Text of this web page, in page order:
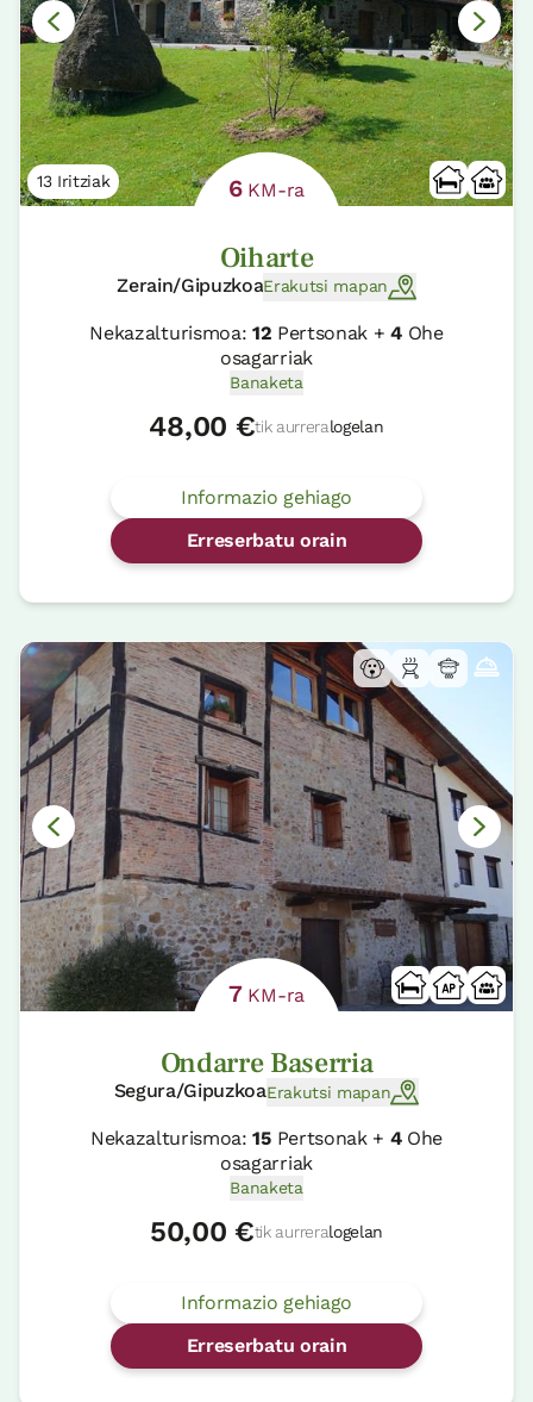
13 Iritziak 6KM-ra
Oiharte
Zerain/GipuzkoaErakutsi mapan
Nekazalturismoa: 12 Pertsonak +4Ohe
osagarriak
Banaketa
48,00 €tik aurreralogelan
Informazio gehiago
Erreserbatu orain
7KM-ra
Ondarre Baserria
Segura/GipuzkoaErakutsi mapan
Nekazalturismoa:15Pertsonak + 4Ohe
osagarriak
Banaketa
50,00 €tik aurreralogelan
Informazio gehiago
Erreserbatu orain